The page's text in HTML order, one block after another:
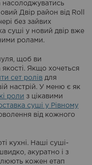
насолоджуватись
Двір район від Roll
без зайвих
суші у новий двір вже
ролами.
щоб ви
Якщо хочеться
сет ролів для
настрій. У меню є як
роли з цікавими
суші у Рівному
від кожного
кухні. Наші суші-
акуратно і з
кожен етап